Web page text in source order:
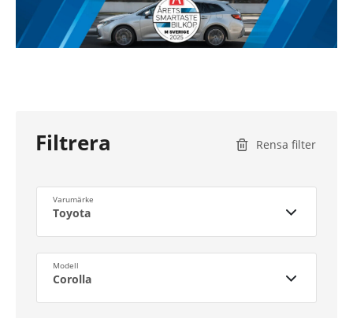
Filtrera Rensa filter
Varumärke
Toyota
Modell
Corolla